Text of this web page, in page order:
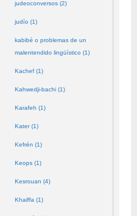
judeoconversos (2)
judío (1)
kabibé o problemas de un
malentendido lingüístico (1)
Kachef (1)
Kahwedji-bachi (1)
Karafeh (1)
Kater (1)
Kefrén (1)
Keops (1)
Kesrouan (4)
Khaiffa (1)